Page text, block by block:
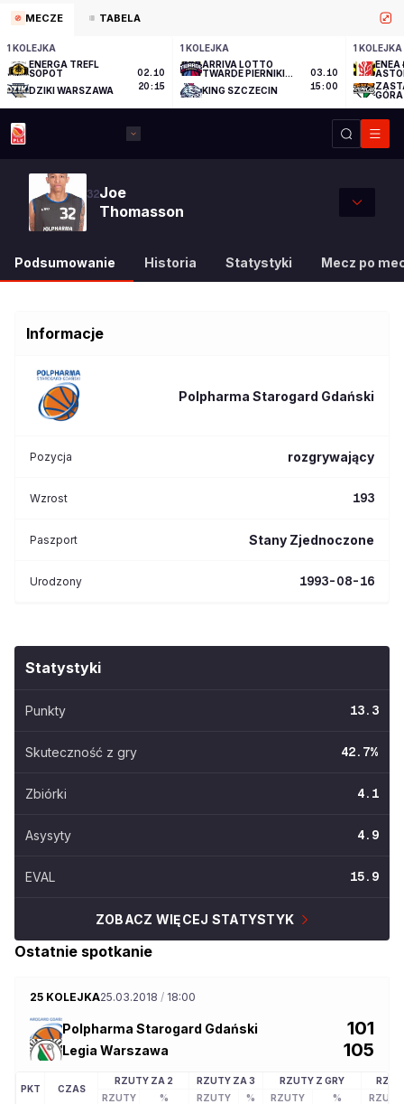
MECZE TABELA
1 KOLEJKA
ENERGA TREFL
SOPOT
DZIKI WARSZAWA
02.10
20:15
1 KOLEJKA
ARRIVA LOTTO
TWARDE PIERNIKI
KING SZCZECIN
03.10
15:00
1 KOLEJKA
ENEA
GÓRA
32Joe
Thomasson
Podsumowanie Historia Statystyki Mecz po
Informacje
Polpharma Starogard Gdański
Pozycja rozgrywający
Wzrost 193
Paszport Stany Zjednoczone
Urodzony 1993-08-16
Statystyki
Punkty 13.3
Skuteczność z gry 42.7%
Zbiórki 4.1
Asysyty 4.9
EVAL 15.9
ZOBACZ WIĘCEJ STATYSTYK
Ostatnie spotkanie
25 KOLEJKA25.03.2018 / 18:00
Polpharma Starogard Gdański 101
Legia Warszawa 105
PKT CZAS
RZUTY ZA 2 RZUTY ZA 3 RZUTY Z GRY
RZUTY
% RZUTY % RZUTY % RZUTY